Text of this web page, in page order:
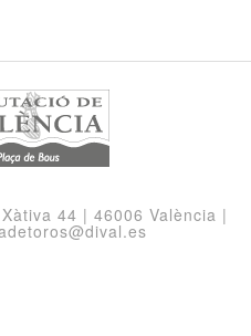
44 | 46006 València |